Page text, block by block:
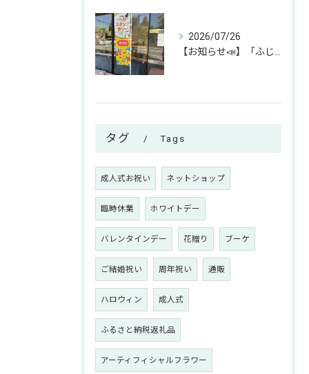
2026/07/26
タグ Tags
成人式お祝い ネットショップ
臨時休業 ホワイトデー
バレンタインデー 花贈り ブーケ
ご結婚祝い 周年祝い 通販
ハロウィン 成人式
ふるさと納税返礼品
アーティフィシャルフラワー